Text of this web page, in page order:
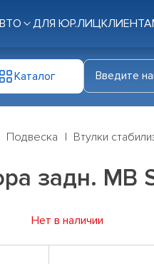
ДЛЯ ЮР.ЛИЦ
Каталог
Подвеска Втулки
задн.
Нет в наличии